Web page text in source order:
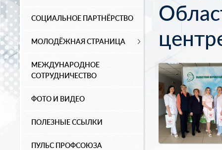
СОЦИАЛЬНОЕ ПАРТНЁРСТВО
МОЛОДЁЖНАЯ СТРАНИЦА
МЕЖДУНАРОДНОЕ
СОТРУДНИЧЕСТВО
ФОТО И ВИДЕО
ПОЛЕЗНЫЕ ССЫЛКИ
ПУЛЬС ПРОФСОЮЗА